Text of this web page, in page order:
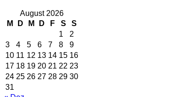
August 2026
M
D M D F S
S
1
2
3
4 5 6 7 8
9
10 11 12 13 14 15 16
17 18 19 20 21 22 23
24 25 26 27 28 29 30
31